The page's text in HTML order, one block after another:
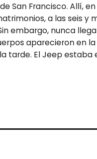
San Francisco. Allí,
a las seis y
embargo, nunca
aparecieron en
tarde. El Jeep estaba